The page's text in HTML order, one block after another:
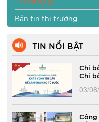
Bản tin thị trường
TIN NỔI BẬT
Chi
Chi
03/